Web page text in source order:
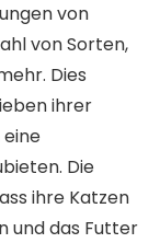
von
von Sorten,
Dies
ihrer
Die
ihre Katzen
und das Futter